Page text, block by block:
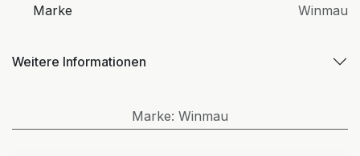
Marke
Winmau
Weitere Informationen
Marke: Winmau